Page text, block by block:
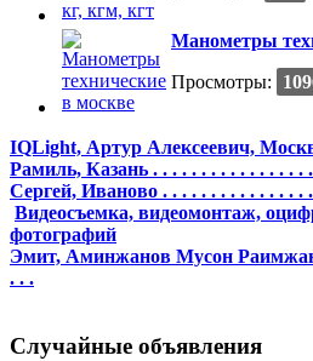
Манометры
Просмотры:
IQLight, Артур Алексеевич,
Рамиль, Казань . . . . . . . . . . . . . . . .
Сергей, Иваново . . . . . . . . . . . . . . .
Видеосъемка, видеомонтаж,
фотографий
Эмит, Аминжанов Мусон
. . .
Случайные объявления